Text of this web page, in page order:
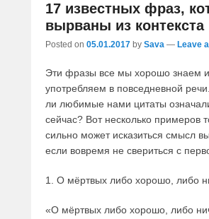
17 известных фраз,
вырваны из контекста
Posted on 05.01.2017 by Sava — Leave
Эти фразы все мы хорошо знаем
употребляем в повседневной
ли любимые нами цитаты
сейчас? Вот несколько примеров
сильно может исказиться смысл
если вовремя не свериться с
1. О мёртвых либо хорошо, либо
«О мёртвых либо хорошо, либо